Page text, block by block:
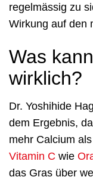
regelmässig zu
Wirkung auf den
Was
wirklich?
Dr. Yoshihide
dem Ergebnis,
mehr Calcium
Vitamin C wie
das Gras über